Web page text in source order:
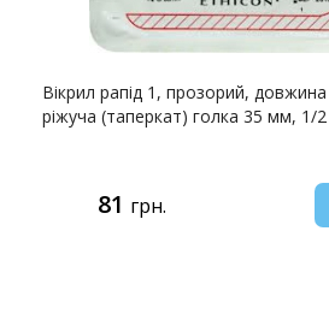
Вікрил рапід 1, прозорий,
ріжуча (таперкат) голка 35 мм, 1/
81 грн.